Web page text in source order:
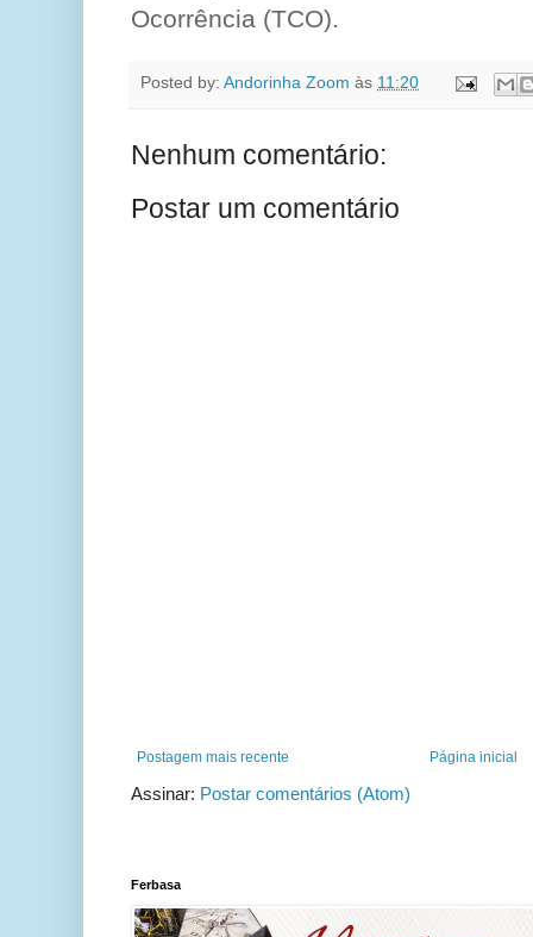
Ocorrência (TCO).
Posted by: Andorinha Zoom às 11:20
Nenhum comentário:
Postar um comentário
Postagem mais recente Página inicial
Assinar: Postar comentários (Atom)
Ferbasa